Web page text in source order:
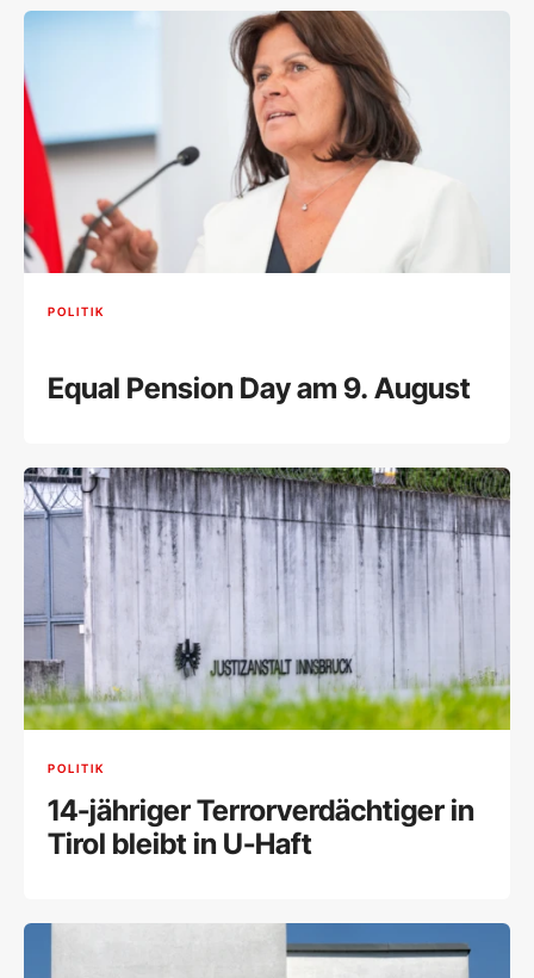
POLITIK
Equal Pension Day am 9. August
POLITIK
14-jähriger Terrorverdächtiger in
Tirol bleibt in U-Haft